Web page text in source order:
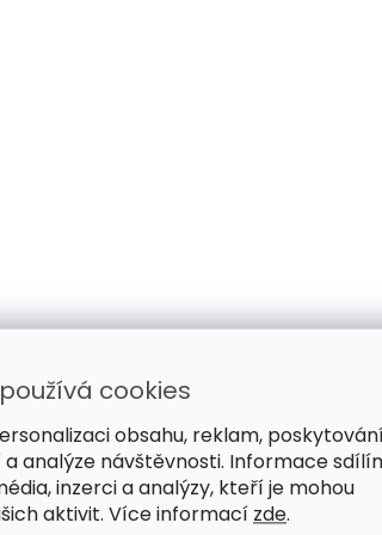
cookies
obsahu, reklam,
analýze návštěvnosti. Informace
inzerci a analýzy, kteří je mohou
aktivit. Více informací zde.